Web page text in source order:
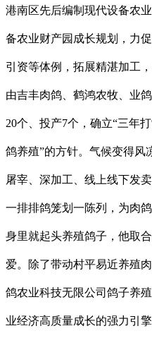
港南区先后编制现代设备农
备农业财产园成长规划，力
引资等体例，拓展精湛加工
由吉丰肉鸽、鹤鸿农牧、业
20个、投产7个，确立“三年
鸽养殖”的方针。气候变得风
屠宰、深加工、线上线下发
一排排鸽笼划一陈列，为肉
身里就起头养殖鸽子，他取
爱。除了带动村平易近养殖
鸽农业科技无限公司鸽子养
业经济高质量成长的强力引